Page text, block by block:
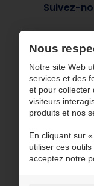
Suivez-
À propos de
Secteurs
ESG
Nous
Notre site Web
services et des
et pour collecter
visiteurs
produits et nos
En cliquant sur
utiliser ces
acceptez notre